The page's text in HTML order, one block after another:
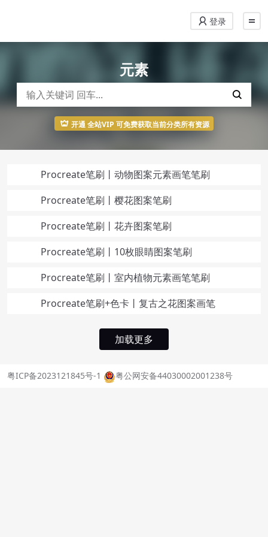
登录
元素
开通 全站VIP 可免费获取当前分类所有资源
Procreate笔刷丨动物图案元素画笔笔刷
Procreate笔刷丨樱花图案笔刷
Procreate笔刷丨花卉图案笔刷
Procreate笔刷丨10枚眼睛图案笔刷
Procreate笔刷丨室内植物元素画笔笔刷
Procreate笔刷+色卡丨复古之花图案画笔
加载更多
粤ICP备2023121845号-1 粤公网安备44030002001238号